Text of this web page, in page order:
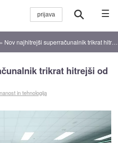
☰
» Nov najhitrejši superračunalnik trikrat hitrejši od predhodnika
trikrat hitrejši od
in tehnologija